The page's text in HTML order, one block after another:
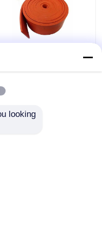
des duro-
looking